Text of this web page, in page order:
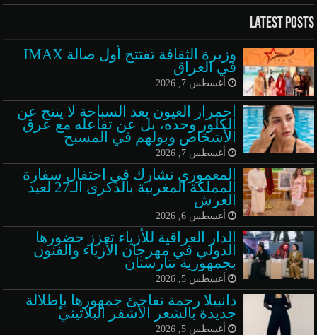
Latest Posts
وزيرة الثقافة تفتتح أول صالة IMAX
في العراق
أغسطس 7, 2026
احمرار العيون بعد السباحة لا ينتج عن
الكلور وحده، بل عن تفاعله مع عرق
الأشخاص وبولهم في المسبح
أغسطس 7, 2026
المعموري تشارك في احتفال سفارة
المملكة المغربية بالذكرى الـ27 لعيد
العرش
أغسطس 6, 2026
الدار العراقية للأزياء تعزز حضورها
الدولي في مهرجان الأزياء والفنون
بجمهورية تتارستان
أغسطس 5, 2026
دانييلا رحمة تفاجئ جمهورها بإطلالة
جديدة بالشعر الأشقر البلاتيني
أغسطس 5, 2026